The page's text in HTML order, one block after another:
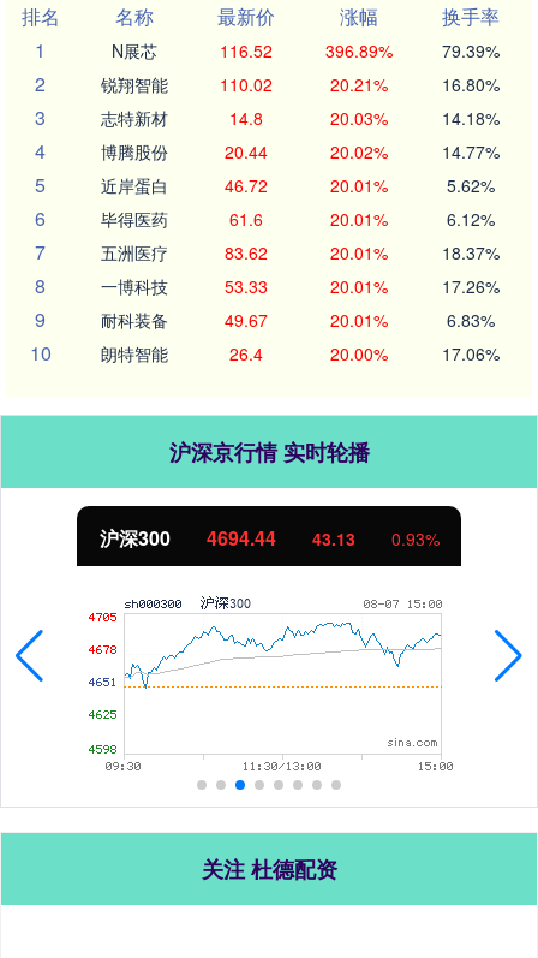
排名
名称 最新价 涨幅
换手率
1
N展芯 116.52 396.89% 79.39%
2 锐翔智能 110.02 20.21% 16.80%
3 志特新材 14.8 20.03% 14.18%
4 博腾股份 20.44 20.02% 14.77%
5 近岸蛋白 46.72 20.01% 5.62%
6 毕得医药 61.6 20.01% 6.12%
7 五洲医疗 83.62 20.01% 18.37%
8 一博科技 53.33 20.01% 17.26%
9 耐科装备 49.67 20.01% 6.83%
10 朗特智能 26.4 20.00% 17.06%
沪深京行情 实时轮播
北证50 1134.24 11.37 1.01%
关注 杜德配资